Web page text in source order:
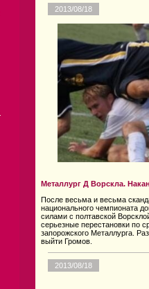
2013/08/18
Металлург Д Ворскла.
После весьма и весьма
национального чемпионата
силами с полтавской
серьезные перестановки по
запорожского Металлурга.
выйти Громов.
2013/08/18